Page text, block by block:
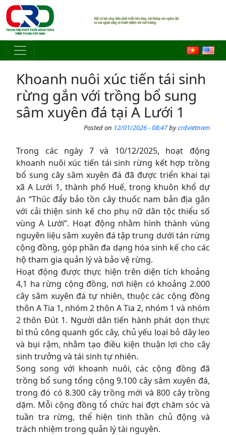
Skip to main content
Khoanh nuôi xúc tiến tái sinh
rừng gắn với trồng bổ sung
sâm xuyên đá tại A Lưới 1
Posted on 12/01/2026 - 08:47bycrdvietnam
Trong các ngày 7 và 10/12/2025, hoạt động
khoanh nuôi xúc tiến tái sinh rừng kết hợp trồng
bổ sung cây sâm xuyên đá đã được triển khai tại
xã A Lưới 1, thành phố Huế, trong khuôn khổ dự
án “Thúc đẩy bảo tồn cây thuốc nam bản địa gắn
với cải thiện sinh kế cho phụ nữ dân tộc thiểu số
vùng A Lưới”. Hoạt động nhằm hình thành vùng
nguyên liệu sâm xuyên đá tập trung dưới tán rừng
cộng đồng, góp phần đa dạng hóa sinh kế cho các
hộ tham gia quản lý và bảo vệ rừng.
Hoạt động được thực hiện trên diện tích khoảng
4,1 ha rừng cộng đồng, nơi hiện có khoảng 2.000
cây sâm xuyên đá tự nhiên, thuộc các cộng đồng
thôn A Tia 1, nhóm 2 thôn A Tia 2, nhóm 1 và nhóm
2 thôn Đút 1. Người dân tiến hành phát dọn thực
bì thủ công quanh gốc cây, chủ yếu loại bỏ dây leo
và bụi rậm, nhằm tạo điều kiện thuận lợi cho cây
sinh trưởng và tái sinh tự nhiên.
Song song với khoanh nuôi, các cộng đồng đã
trồng bổ sung tổng cộng 9.100 cây sâm xuyên đá,
trong đó có 8.300 cây trồng mới và 800 cây trồng
dặm. Mỗi cộng đồng tổ chức hai đợt chăm sóc và
tuần tra rừng, thể hiện tinh thần chủ động và
trách nhiệm trong quản lý tài nguyên.